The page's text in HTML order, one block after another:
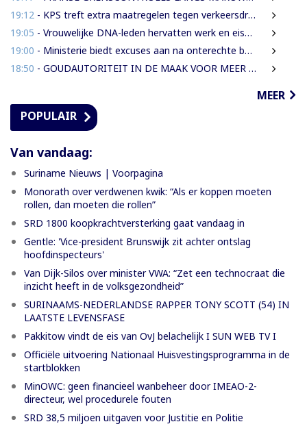
19:12 - KPS treft extra maatregelen tegen verkeersdrukte binnenstad
19:05 - Vrouwelijke DNA-leden hervatten werk en eisen strengere gedragsregels na uitlating Van Samson
19:00 - Ministerie biedt excuses aan na onterechte beschuldigingen tegen IMEAO 2-directeur
18:50 - GOUDAUTORITEIT IN DE MAAK VOOR MEER ORDENING EN INKOMSTEN
MEER
POPULAIR
Van vandaag:
Suriname Nieuws | Voorpagina
Monorath over verdwenen kwik: “Als er koppen moeten
rollen, dan moeten die rollen”
SRD 1800 koopkrachtversterking gaat vandaag in
Gentle: 'Vice-president Brunswijk zit achter ontslag
hoofdinspecteurs'
Van Dijk-Silos over minister VWA: “Zet een technocraat die
inzicht heeft in de volksgezondheid”
SURINAAMS-NEDERLANDSE RAPPER TONY SCOTT (54) IN
LAATSTE LEVENSFASE
Pakkitow vindt de eis van OvJ belachelijk I SUN WEB TV I
Officiële uitvoering Nationaal Huisvestingsprogramma in de
startblokken
MinOWC: geen financieel wanbeheer door IMEAO-2-
directeur, wel procedurele fouten
SRD 38,5 miljoen uitgaven voor Justitie en Politie